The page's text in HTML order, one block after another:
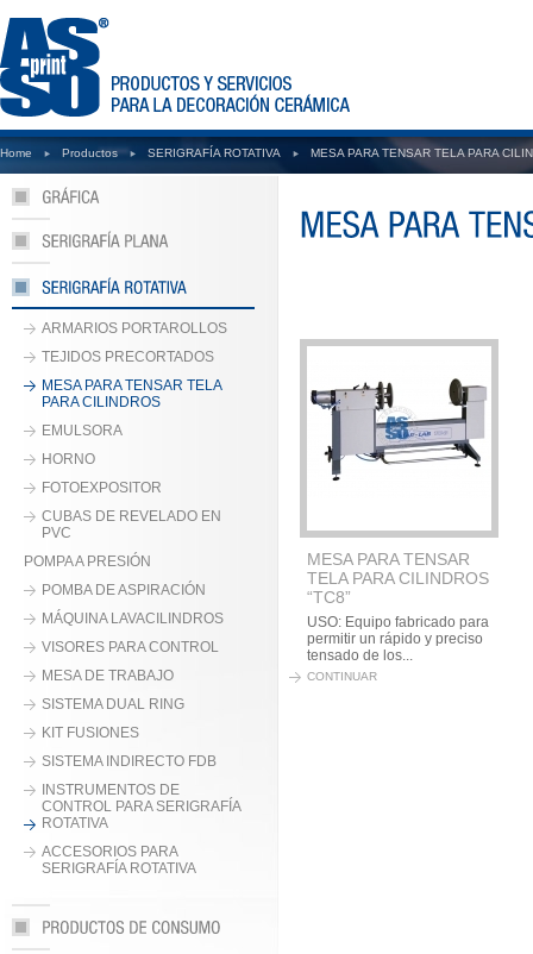
Home Productos SERIGRAFÍA ROTATIVA MESA PARA TENSAR TELA PARA
ARMARIOS PORTAROLLOS
TEJIDOS PRECORTADOS
MESA PARA TENSAR TELA
PARA CILINDROS
EMULSORA
HORNO
FOTOEXPOSITOR
CUBAS DE REVELADO EN
PVC
POMPA A PRESIÓN
POMBA DE ASPIRACIÓN
MÁQUINA LAVACILINDROS
VISORES PARA CONTROL
MESA DE TRABAJO
SISTEMA DUAL RING
KIT FUSIONES
SISTEMA INDIRECTO FDB
INSTRUMENTOS DE
CONTROL PARA SERIGRAFÍA
ROTATIVA
ACCESORIOS PARA
SERIGRAFÍA ROTATIVA
MESA PARA TENSAR
TELA PARA CILINDROS
“TC8”
USO: Equipo fabricado para
permitir un rápido y preciso
tensado de los...
CONTINUAR